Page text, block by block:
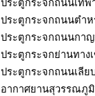
ประตูกระจกถนนเทพ
ประตูกระจกถนนตำ
ประตูกระจกถนนกา
ประตูกระจกย่านทา
ประตูกระจกถนนเลีย
อากาศยานสุวรรณภูมิ